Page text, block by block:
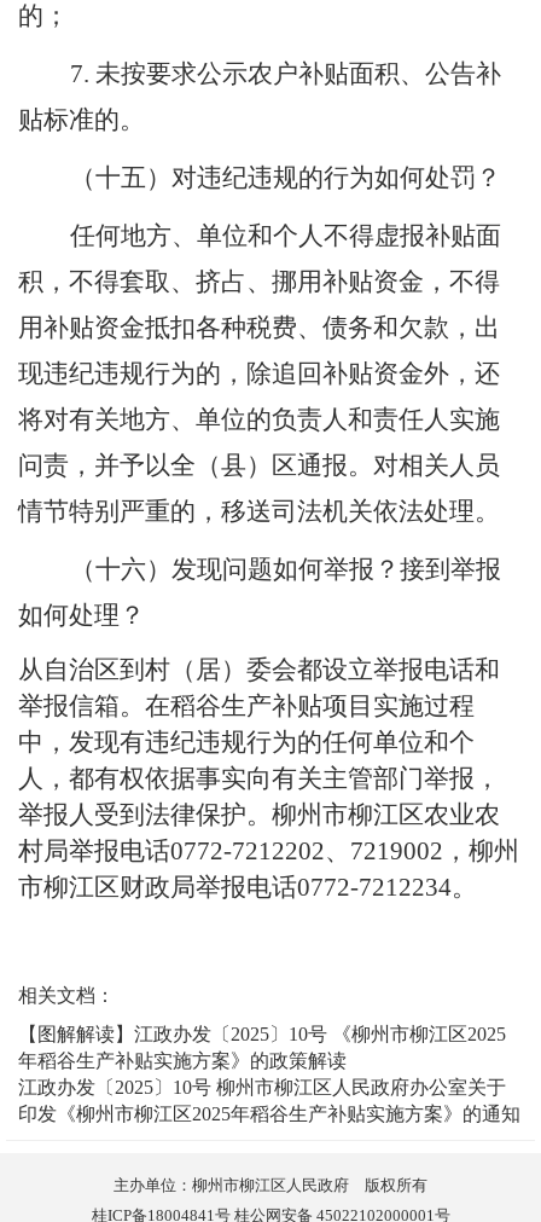
的；
7. 未按要求公示农户补贴面积、公告补
贴标准的。
（十五） 对违纪违规的行为如何处罚？
任何地方、单位和个人不得虚报补贴面
积，不得套取、挤占、挪用补贴资金，不得
用补贴资金抵扣各种税费、债务和欠款，出
现违纪违规行为的，除追回补贴资金外，还
将对有关地方、单位的负责人和责任人实施
问责，并予以全（县）区通报。对相关人员
情节特别严重的，移送司法机关依法处理。
（十六） 发现问题如何举报？接到举报
如何处理 ？
从自治区到村（居）委会都设立举报电话和
举报信箱。在稻谷生产补贴项目实施过程
中，发现有违纪违规行为的任何单位和个
人，都有权依据事实向有关主管部门举报，
举报人受到法律保护。柳州市柳江区农业农
村局举报电话0772-7212202、 7219002 ，柳州
市柳江区财政局举报电话0772-7212234。
相关文档：
【图解解读】江政办发〔2025〕10号 《柳州市柳江区2025
年稻谷生产补贴实施方案》的政策解读
江政办发〔2025〕10号 柳州市柳江区人民政府办公室关于
印发《柳州市柳江区2025年稻谷生产补贴实施方案》的通知
主办单位：柳州市柳江区人民政府 版权所有
桂ICP备18004841号 桂公网安备 45022102000001号